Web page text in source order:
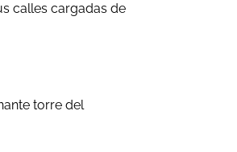
calles cargadas de
torre del